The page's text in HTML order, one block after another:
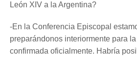
León XIV a la Argentina?
-En la Conferencia Episcopal
preparándonos interiormente para
confirmada oficialmente. Habría